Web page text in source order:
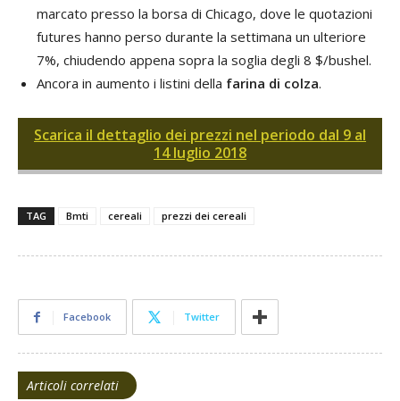
marcato presso la borsa di Chicago, dove le quotazioni
futures hanno perso durante la settimana un ulteriore
7%, chiudendo appena sopra la soglia degli 8 $/bushel.
Ancora in aumento i listini della farina di colza.
Scarica il dettaglio dei prezzi nel periodo dal 9 al
14 luglio 2018
TAG Bmti cereali prezzi dei cereali
Facebook Twitter
Articoli correlati